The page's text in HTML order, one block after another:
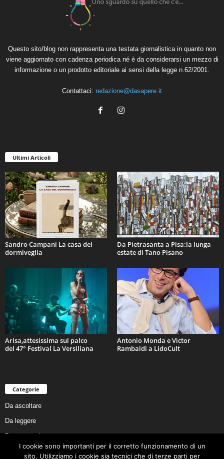
Questo sito/blog non rappresenta una testata giornalistica in quanto non
viene aggiornato con cadenza periodica né è da considerarsi un mezzo di
informazione o un prodotto editoriale ai sensi della legge n.62/2001.
Contattaci: redazione@dasapere.it
Ultimi Articoli
Sandro Campani La casa del
dormiveglia
Da Pietrasanta a Pisa:la lunga
estate di Tano Pisano
Arisa,attesissima sul palco
del 47° Festival La Versiliana
Antonio Monda e Victor
Rambaldi a LidoCult
Categorie
Da ascoltare
Da leggere
Da non perdere
Da conoscere
I cookie sono importanti per il corretto funzionamento di un
sito. Utilizziamo i cookie sia tecnici che di terze parti per